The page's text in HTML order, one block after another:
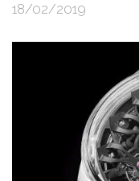
18/02/2019